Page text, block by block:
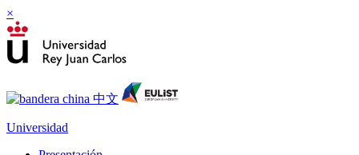
×
Universidad